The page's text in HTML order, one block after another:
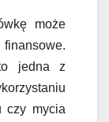
może
jedna z
czy mycia